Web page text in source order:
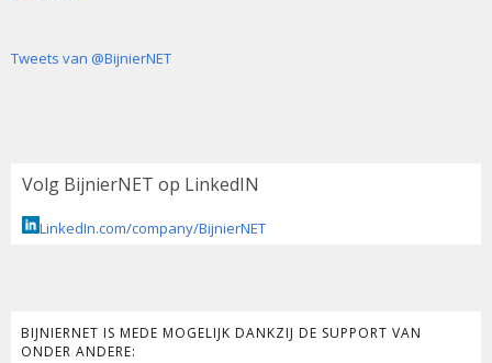
Tweets van @BijnierNET
Volg BijnierNET op LinkedIN
LinkedIn.com/company/BijnierNET
BIJNIERNET IS MEDE MOGELIJK DANKZIJ DE SUPPORT VAN
ONDER ANDERE: